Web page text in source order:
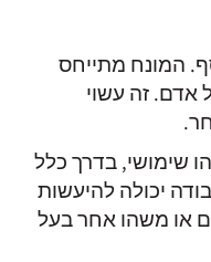
המונח מתייחס
אדם. זה עשוי
שימושי, בדרך כלל
יכולה להיעשות
או משהו אחר בעל